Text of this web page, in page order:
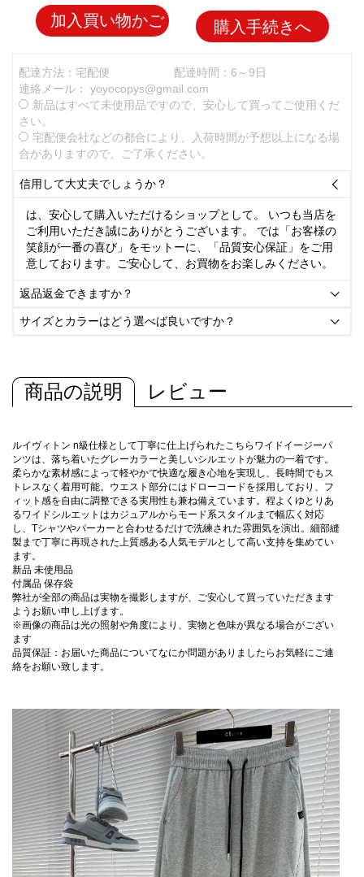
加入買い物かご 購入手続きへ
配達方法：宅配便
配達時間：6～9日
連絡メール： yoyocopys@gmail.com
新品はすべて未使用品ですので、安心して買ってご使用くだ
さい。
宅配便会社などの都合により、入荷時間が予想以上になる場
合がありますので、ご了承ください。
信用して大丈夫でしょうか？ 
は、安心して購入いただけるショップとして。 いつも当店を
ご利用いただき誠にありがとうございます。 では「お客様の
笑顔が一番の喜び」をモットーに、「品質安心保証」をご用
意しております。ご安心して、お買物をお楽しみください。
返品返金できますか？ 
サイズとカラーはどう選べば良いですか？ 
商品の説明 レビュー
ルイヴィトン n級仕様として丁寧に仕上げられたこちらワイドイージーパ
ンツは、落ち着いたグレーカラーと美しいシルエットが魅力の一着です。
柔らかな素材感によって軽やかで快適な履き心地を実現し、長時間でもス
トレスなく着用可能。ウエスト部分にはドローコードを採用しており、フ
ィット感を自由に調整できる実用性も兼ね備えています。程よくゆとりあ
るワイドシルエットはカジュアルからモード系スタイルまで幅広く対応
し、Tシャツやパーカーと合わせるだけで洗練された雰囲気を演出。細部縫
製まで丁寧に再現された上質感ある人気モデルとして高い支持を集めてい
ます。
新品 未使用品
付属品 保存袋
弊社が全部の商品は実物を撮影しますが、ご安心して買っていただきます
ようお願い申し上げます。
※画像の商品は光の照射や角度により、実物と色味が異なる場合がござい
ます
品質保証：お届いた商品についてなにか問題がありましたらお気軽にご連
絡をお願い致します。